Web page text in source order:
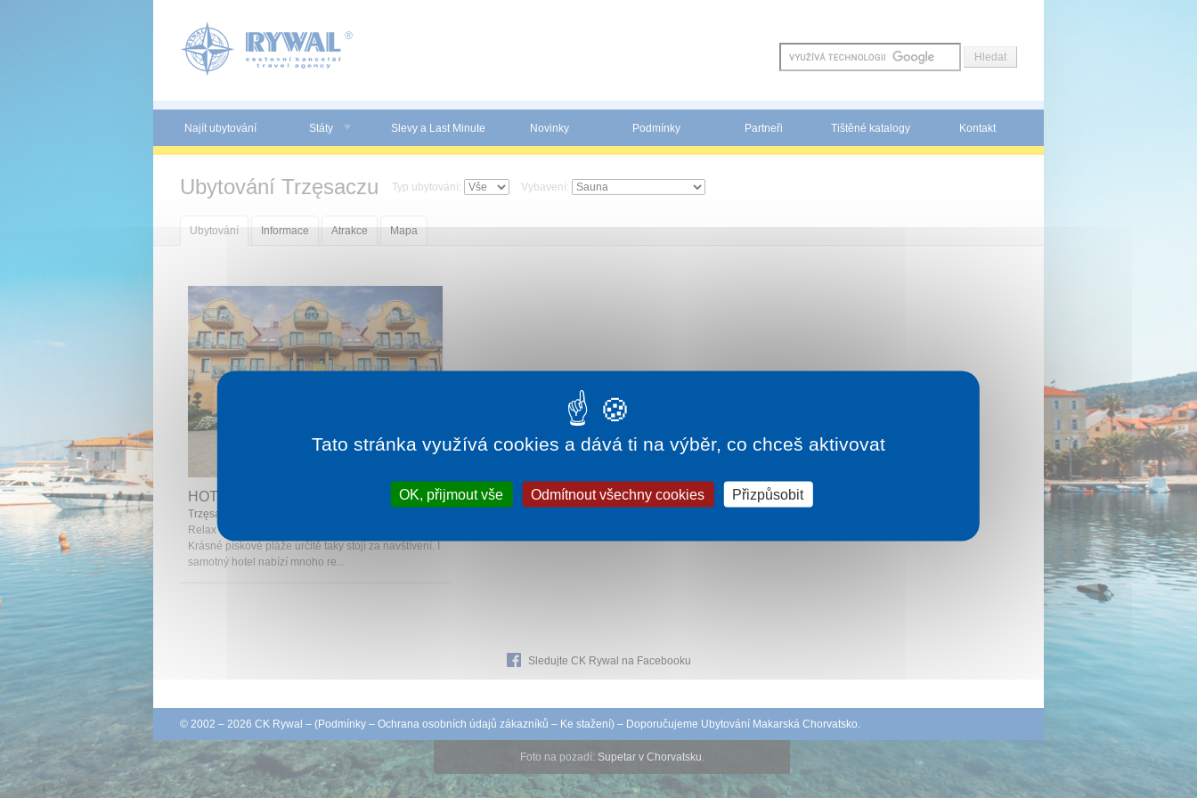
Najít ubytování Státy Slevy a Last Minute Novinky Podmínky Partneři Tištěné katalogy Kontakt
Ubytování Trzęsaczu Typ ubytování: Vybavení:
Ubytování Informace Atrakce Mapa
HOTEL PANORAMA SPA
Trzęsacz
Relax v blízkosti Baltského moře? Co víc si přát.
Krásné pískové pláže určitě taky stojí za navštívení. I
samotný hotel nabízí mnoho re...
Sledujte CK Rywal na Facebooku
© 2002 – 2026 CK Rywal – (Podmínky – Ochrana osobních údajů zákazníků – Ke stažení) – Doporučujeme Ubytování Makarská Chorvatsko.
Foto na pozadí: Supetar v Chorvatsku.
Tato stránka využívá cookies a dává ti na výběr, co chceš aktivovat
OK, přijmout vše Odmítnout všechny cookies Přizpůsobit